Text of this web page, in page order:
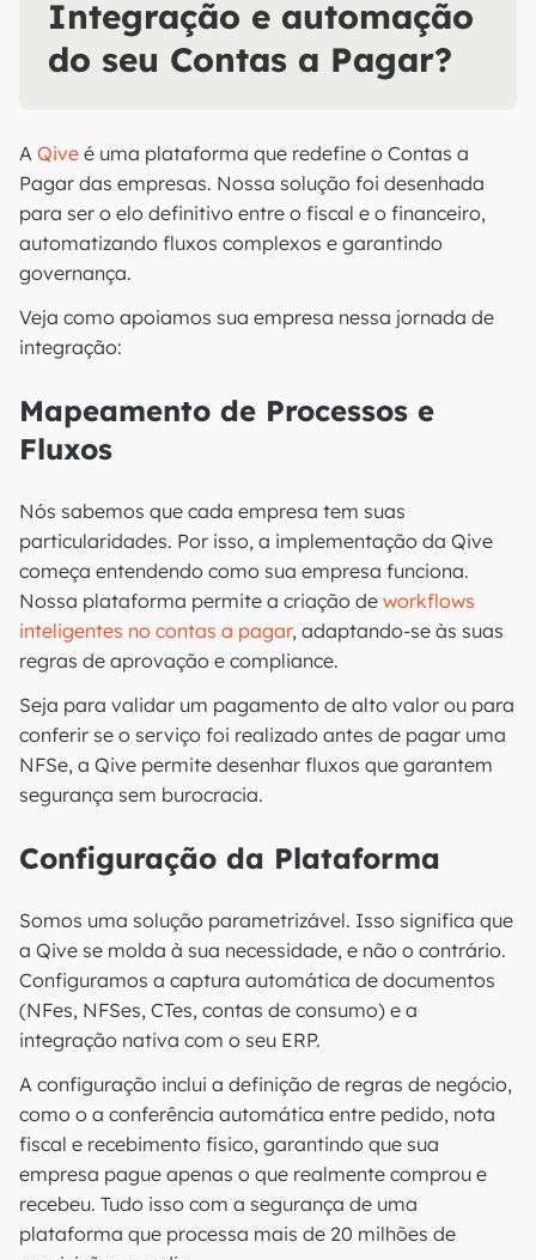
Integração e automação
do seu Contas a Pagar?
A Qive é uma plataforma que redefine o Contas a
Pagar das empresas. Nossa solução foi desenhada
para ser o elo definitivo entre o fiscal e o financeiro,
automatizando fluxos complexos e garantindo
governança.
Veja como apoiamos sua empresa nessa jornada de
integração:
Mapeamento de Processos e
Fluxos
Nós sabemos que cada empresa tem suas
particularidades. Por isso, a implementação da Qive
começa entendendo como sua empresa funciona.
Nossa plataforma permite a criação de workflows
inteligentes no contas a pagar, adaptando-se às suas
regras de aprovação e compliance.
Seja para validar um pagamento de alto valor ou para
conferir se o serviço foi realizado antes de pagar uma
NFSe, a Qive permite desenhar fluxos que garantem
segurança sem burocracia.
Configuração da Plataforma
Somos uma solução parametrizável. Isso significa que
a Qive se molda à sua necessidade, e não o contrário.
Configuramos a captura automática de documentos
(NFes, NFSes, CTes, contas de consumo) e a
integração nativa com o seu ERP.
A configuração inclui a definição de regras de negócio,
como o a conferência automática entre pedido, nota
fiscal e recebimento físico, garantindo que sua
empresa pague apenas o que realmente comprou e
recebeu. Tudo isso com a segurança de uma
plataforma que processa mais de 20 milhões de